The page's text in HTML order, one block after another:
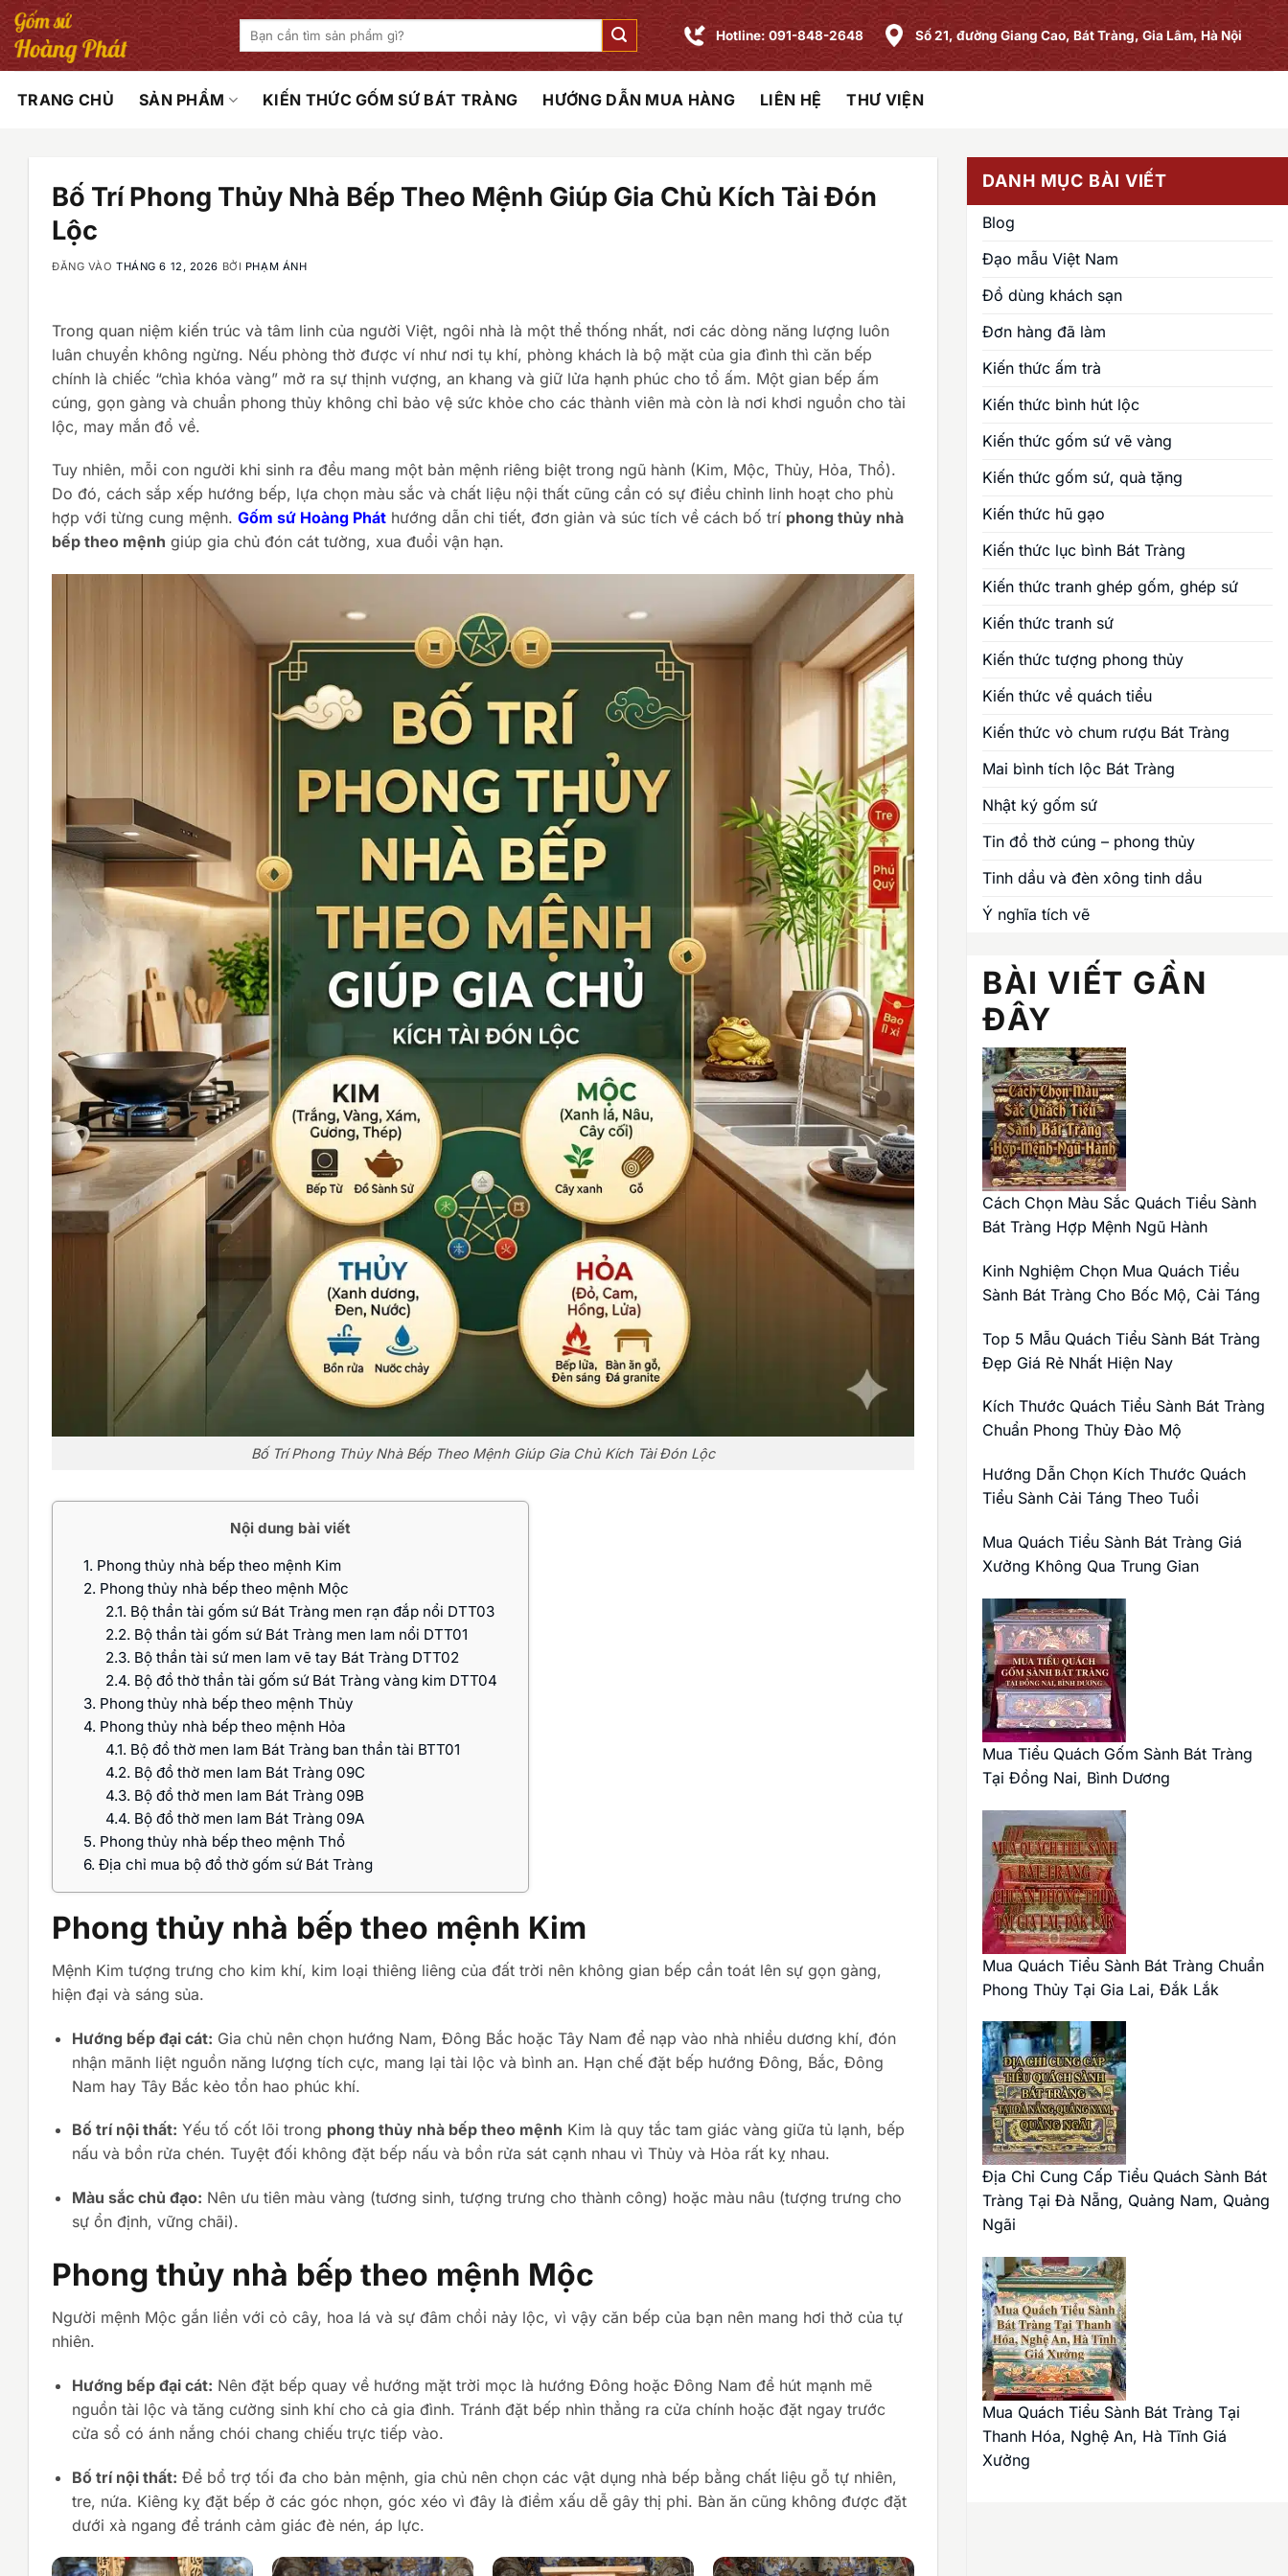
Bỏ
qua
nội
Tìm
kiếm:
Hotline: 091-848-2648 Số 21, đường Giang Cao, Bát Tràng, Gia Lâm, Hà Nội
TRANG CHỦ SẢN PHẨM KIẾN THỨC GỐM SỨ BÁT TRÀNG HƯỚNG DẪN MUA HÀNG LIÊN HỆ THƯ VIỆN
Bố Trí Phong Thủy Nhà Bếp Theo Mệnh Giúp Gia Chủ Kích Tài Đón
Lộc
ĐĂNG VÀOTHÁNG 6 12, 2026 BỞI PHẠM ÁNH
Trong quan niệm kiến trúc và tâm linh của người Việt, ngôi nhà là một thể thống nhất, nơi các dòng năng lượng luôn
luân chuyển không ngừng. Nếu phòng thờ được ví như nơi tụ khí, phòng khách là bộ mặt của gia đình thì căn bếp
chính là chiếc “chìa khóa vàng” mở ra sự thịnh vượng, an khang và giữ lửa hạnh phúc cho tổ ấm. Một gian bếp ấm
cúng, gọn gàng và chuẩn phong thủy không chỉ bảo vệ sức khỏe cho các thành viên mà còn là nơi khơi nguồn cho tài
lộc, may mắn đổ về.
Tuy nhiên, mỗi con người khi sinh ra đều mang một bản mệnh riêng biệt trong ngũ hành (Kim, Mộc, Thủy, Hỏa, Thổ).
Do đó, cách sắp xếp hướng bếp, lựa chọn màu sắc và chất liệu nội thất cũng cần có sự điều chỉnh linh hoạt cho phù
hợp với từng cung mệnh. Gốm sứ Hoàng Phát hướng dẫn chi tiết, đơn giản và súc tích về cách bố trí phong thủy nhà
bếp theo mệnh giúp gia chủ đón cát tường, xua đuổi vận hạn.
Bố Trí Phong Thủy Nhà Bếp Theo Mệnh Giúp Gia Chủ Kích Tài Đón Lộc
Nội dung bài viết
1. Phong thủy nhà bếp theo mệnh Kim
2. Phong thủy nhà bếp theo mệnh Mộc
2.1. Bộ thần tài gốm sứ Bát Tràng men rạn đắp nổi DTT03
2.2. Bộ thần tài gốm sứ Bát Tràng men lam nổi DTT01
2.3. Bộ thần tài sứ men lam vẽ tay Bát Tràng DTT02
2.4. Bộ đồ thờ thần tài gốm sứ Bát Tràng vàng kim DTT04
3. Phong thủy nhà bếp theo mệnh Thủy
4. Phong thủy nhà bếp theo mệnh Hỏa
4.1. Bộ đồ thờ men lam Bát Tràng ban thần tài BTT01
4.2. Bộ đồ thờ men lam Bát Tràng 09C
4.3. Bộ đồ thờ men lam Bát Tràng 09B
4.4. Bộ đồ thờ men lam Bát Tràng 09A
5. Phong thủy nhà bếp theo mệnh Thổ
6. Địa chỉ mua bộ đồ thờ gốm sứ Bát Tràng
Phong thủy nhà bếp theo mệnh Kim
Mệnh Kim tượng trưng cho kim khí, kim loại thiêng liêng của đất trời nên không gian bếp cần toát lên sự gọn gàng,
hiện đại và sáng sủa.
Hướng bếp đại cát: Gia chủ nên chọn hướng Nam, Đông Bắc hoặc Tây Nam để nạp vào nhà nhiều dương khí, đón
nhận mãnh liệt nguồn năng lượng tích cực, mang lại tài lộc và bình an. Hạn chế đặt bếp hướng Đông, Bắc, Đông
Nam hay Tây Bắc kẻo tổn hao phúc khí.
Bố trí nội thất: Yếu tố cốt lõi trong phong thủy nhà bếp theo mệnh Kim là quy tắc tam giác vàng giữa tủ lạnh, bếp
nấu và bồn rửa chén. Tuyệt đối không đặt bếp nấu và bồn rửa sát cạnh nhau vì Thủy và Hỏa rất kỵ nhau.
Màu sắc chủ đạo: Nên ưu tiên màu vàng (tương sinh, tượng trưng cho thành công) hoặc màu nâu (tượng trưng cho
sự ổn định, vững chãi).
Phong thủy nhà bếp theo mệnh Mộc
Người mệnh Mộc gắn liền với cỏ cây, hoa lá và sự đâm chồi nảy lộc, vì vậy căn bếp của bạn nên mang hơi thở của tự
nhiên.
Hướng bếp đại cát: Nên đặt bếp quay về hướng mặt trời mọc là hướng Đông hoặc Đông Nam để hút mạnh mẽ
nguồn tài lộc và tăng cường sinh khí cho cả gia đình. Tránh đặt bếp nhìn thẳng ra cửa chính hoặc đặt ngay trước
cửa sổ có ánh nắng chói chang chiếu trực tiếp vào.
Bố trí nội thất: Để bổ trợ tối đa cho bản mệnh, gia chủ nên chọn các vật dụng nhà bếp bằng chất liệu gỗ tự nhiên,
tre, nứa. Kiêng kỵ đặt bếp ở các góc nhọn, góc xéo vì đây là điềm xấu dễ gây thị phi. Bàn ăn cũng không được đặt
dưới xà ngang để tránh cảm giác đè nén, áp lực.
DANH MỤC BÀI VIẾT
Blog
Đạo mẫu Việt Nam
Đồ dùng khách sạn
Đơn hàng đã làm
Kiến thức ấm trà
Kiến thức bình hút lộc
Kiến thức gốm sứ vẽ vàng
Kiến thức gốm sứ, quà tặng
Kiến thức hũ gạo
Kiến thức lục bình Bát Tràng
Kiến thức tranh ghép gốm, ghép sứ
Kiến thức tranh sứ
Kiến thức tượng phong thủy
Kiến thức về quách tiểu
Kiến thức vò chum rượu Bát Tràng
Mai bình tích lộc Bát Tràng
Nhật ký gốm sứ
Tin đồ thờ cúng – phong thủy
Tinh dầu và đèn xông tinh dầu
Ý nghĩa tích vẽ
BÀI VIẾT GẦN
ĐÂY
Cách Chọn Màu Sắc Quách Tiểu Sành
Bát Tràng Hợp Mệnh Ngũ Hành
Kinh Nghiệm Chọn Mua Quách Tiểu
Sành Bát Tràng Cho Bốc Mộ, Cải Táng
Top 5 Mẫu Quách Tiểu Sành Bát Tràng
Đẹp Giá Rẻ Nhất Hiện Nay
Kích Thước Quách Tiểu Sành Bát Tràng
Chuẩn Phong Thủy Đào Mộ
Hướng Dẫn Chọn Kích Thước Quách
Tiểu Sành Cải Táng Theo Tuổi
Mua Quách Tiểu Sành Bát Tràng Giá
Xưởng Không Qua Trung Gian
Mua Tiểu Quách Gốm Sành Bát Tràng
Tại Đồng Nai, Bình Dương
Mua Quách Tiểu Sành Bát Tràng Chuẩn
Phong Thủy Tại Gia Lai, Đắk Lắk
Địa Chỉ Cung Cấp Tiểu Quách Sành Bát
Tràng Tại Đà Nẵng, Quảng Nam, Quảng
Ngãi
Mua Quách Tiểu Sành Bát Tràng Tại
Thanh Hóa, Nghệ An, Hà Tĩnh Giá
Xưởng